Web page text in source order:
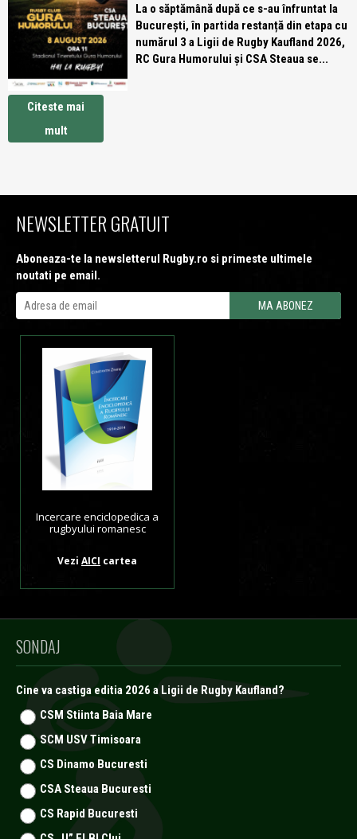
La o săptămână după ce s-au înfruntat la
București, în partida restanță din etapa cu
numărul 3 a Ligii de Rugby Kaufland 2026,
RC Gura Humorului și CSA Steaua se...
Citeste mai
mult
NEWSLETTER GRATUIT
Aboneaza-te la newsletterul Rugby.ro si primeste ultimele
noutati pe email.
Incercare enciclopedica a
rugbyului romanesc
Vezi AICI cartea
SONDAJ
Cine va castiga editia 2026 a Ligii de Rugby Kaufland?
CSM Stiinta Baia Mare
SCM USV Timisoara
CS Dinamo Bucuresti
CSA Steaua Bucuresti
CS Rapid Bucuresti